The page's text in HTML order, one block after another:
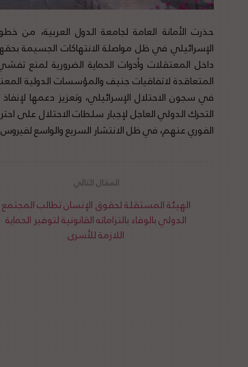
حذرت الأمانة العامة لجامعة الدول العربية، من
الإسرائيلي في ظل مواصلة الانتهاكات الجسيمة
داخل المعتقلات وأدوات الحماية الضرورية لمنع
المتعاقدة لاتفاقيات جنيف والمؤسسات الدولية
في سجون الاحتلال الإسرائيلي، وتعزيز دعمها
التحرك الدولي العاجل لإجبار سلطات الاحتلال على
الفوري عنهم، في ظل الانتشار السريع والواسع
الهيئة المستقلة لحقوق الإنسان تطالب المجتمع
الدولي بالوفاء بالتزاماته القانونية لتوفير الحماية
اللازمة للأسرى